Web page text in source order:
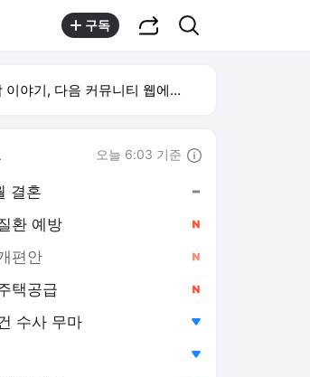
구독
야기, 다음 커뮤니티 웹에서 보기
오늘 6:03 기준
결혼
환 예방
편안
택공급
수사 무마